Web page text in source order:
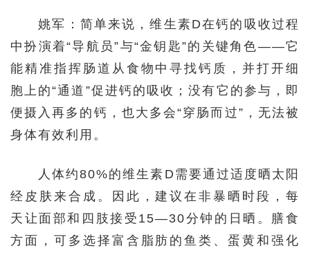
姚军：简单来说，维生素D在钙的吸收过程
中扮演着“导航员”与“金钥匙”的关键角色——它
能精准指挥肠道从食物中寻找钙质，并打开细
胞上的“通道”促进钙的吸收；没有它的参与，即
便摄入再多的钙，也大多会“穿肠而过”，无法被
身体有效利用。
人体约80%的维生素D需要通过适度晒太阳
经皮肤来合成。因此，建议在非暴晒时段，每
天让面部和四肢接受15—30分钟的日晒。膳食
方面，可多选择富含脂肪的鱼类、蛋黄和强化